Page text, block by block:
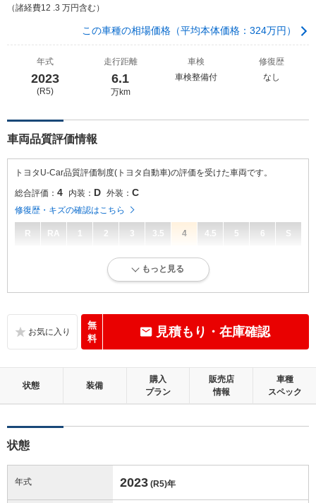
（諸経費12 .3 万円含む）
この車種の相場価格（平均本体価格：324万円）
年式
2023
(R5)
走行距離
6.1
万km
車検
車検整備付
修復歴
なし
車両品質評価情報
トヨタU-Car品質評価制度(トヨタ自動車)の評価を受けた車両です。
総合評価： 4 内装： D 外装： C
修復歴・キズの確認はこちら
R RA 1 2 3 3.5 4 4.5 5 6 S
キズ、へこみが少なく、全体的に良好な状態です。
気になる使用感やいたみが複数あります。
この中古車の「車両品質評価書」を見る
もっと見る
無
料
見積もり・在庫確認
状態 装備
購入
プラン
販売店
情報
車種
スペック
状態
年式 2023 (R5)年